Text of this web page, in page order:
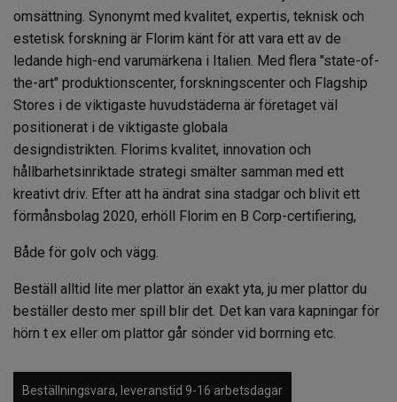
omsättning. Synonymt med kvalitet, expertis, teknisk och
estetisk forskning är Florim känt för att vara ett av de
ledande high-end varumärkena i Italien. Med flera "state-of-
the-art" produktionscenter, forskningscenter och Flagship
Stores i de viktigaste huvudstäderna är företaget väl
positionerat i de viktigaste globala
designdistrikten. Florims kvalitet, innovation och
hållbarhetsinriktade strategi smälter samman med ett
kreativt driv. Efter att ha ändrat sina stadgar och blivit ett
förmånsbolag 2020, erhöll Florim en B Corp-certifiering,
Både för golv och vägg.
Beställ alltid lite mer plattor än exakt yta, ju mer plattor du
beställer desto mer spill blir det. Det kan vara kapningar för
hörn t ex eller om plattor går sönder vid borrning etc.
Beställningsvara, leveranstid 9-16 arbetsdagar